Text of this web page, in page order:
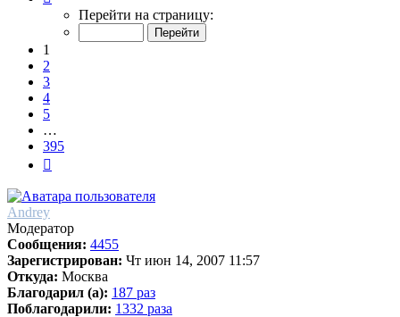
Перейти на страницу:
1
2
3
4
5
…
395
Andrey
Модератор
Сообщения: 4455
Зарегистрирован: Чт июн 14, 2007 11:57
Откуда: Москва
Благодарил (а): 187 раз
Поблагодарили: 1332 раза